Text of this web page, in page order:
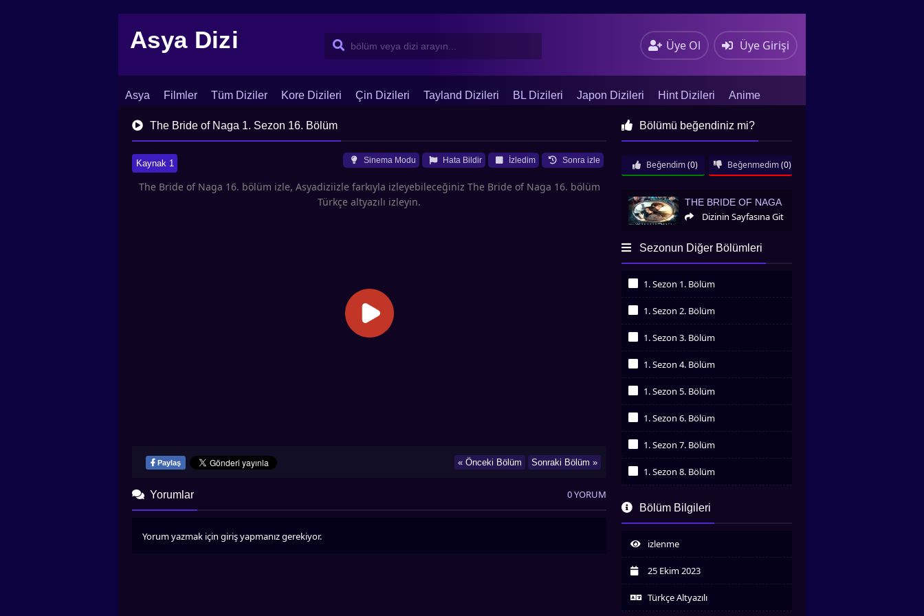
Asya Dizi Üye Ol Üye Girişi
Asya Filmler Tüm Diziler Kore Dizileri Çin Dizileri Tayland Dizileri BL Dizileri Japon Dizileri Hint Dizileri Anime
İletişim Blog Dizi Arşivi
The Bride of Naga 1. Sezon 16. Bölüm
Kaynak 1 Sonra izle
İzledim
Hata Bildir
Sinema Modu
The Bride of Naga 16. bölüm izle, Asyadiziizle farkıyla izleyebileceğiniz The Bride of Naga 16. bölüm
Türkçe altyazılı izleyin.
Paylaş Sonraki Bölüm »
« Önceki Bölüm
Bölümü beğendiniz mi?
Beğendim (0) Beğenmedim (0)
The Bride of Naga
THE BRIDE OF NAGA
Dizinin Sayfasına Git
Sezonun Diğer Bölümleri
1. Sezon 1. Bölüm
1. Sezon 2. Bölüm
1. Sezon 3. Bölüm
1. Sezon 4. Bölüm
1. Sezon 5. Bölüm
1. Sezon 6. Bölüm
1. Sezon 7. Bölüm
1. Sezon 8. Bölüm
İzledim
İzledim
1. Sezon 10. Bölüm
İzledim
İzledim
1. Sezon 13. Bölüm
Bölüm Bilgileri
izlenme
25 Ekim 2023
Türkçe Altyazılı
Yorumlar 0 YORUM
Yorum yazmak için giriş yapmanız gerekiyor.